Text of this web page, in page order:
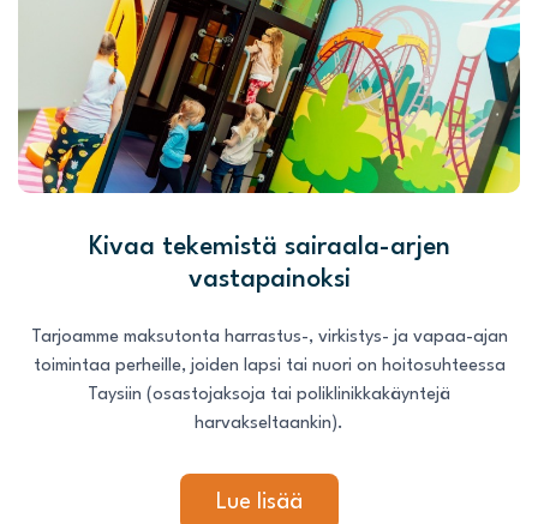
Kivaa tekemistä sairaala-arjen
vastapainoksi
Tarjoamme maksutonta harrastus-, virkistys- ja vapaa-ajan
toimintaa perheille, joiden lapsi tai nuori on hoitosuhteessa
Taysiin (osastojaksoja tai poliklinikkakäyntejä
harvakseltaankin).
Lue lisää